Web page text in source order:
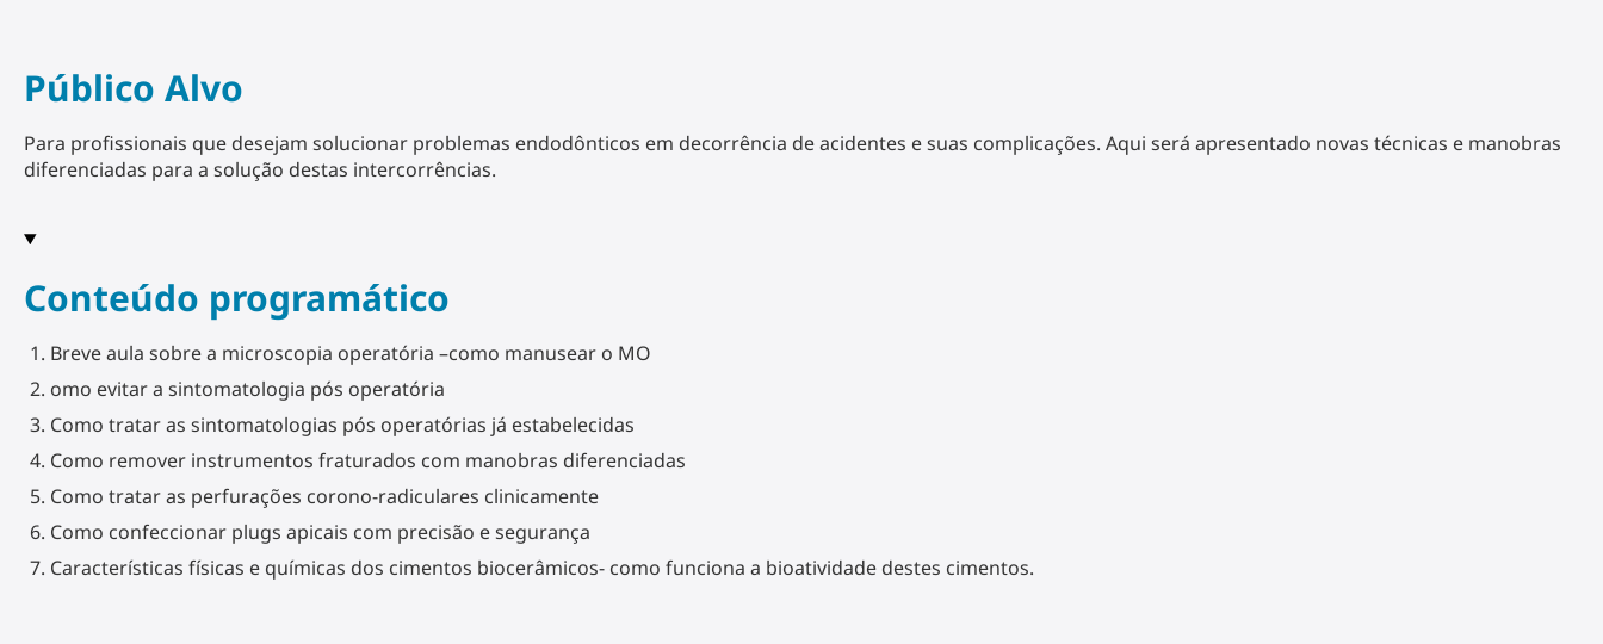
Público Alvo
Para profissionais que desejam solucionar problemas endodônticos em decorrência de acidentes e suas complicações. Aqui será apresentado novas técnicas e manobras
diferenciadas para a solução destas intercorrências.
Conteúdo programático
Breve aula sobre a microscopia operatória –como manusear o MO
omo evitar a sintomatologia pós operatória
Como tratar as sintomatologias pós operatórias já estabelecidas
Como remover instrumentos fraturados com manobras diferenciadas
Como tratar as perfurações corono-radiculares clinicamente
Como confeccionar plugs apicais com precisão e segurança
Características físicas e químicas dos cimentos biocerâmicos- como funciona a bioatividade destes cimentos.